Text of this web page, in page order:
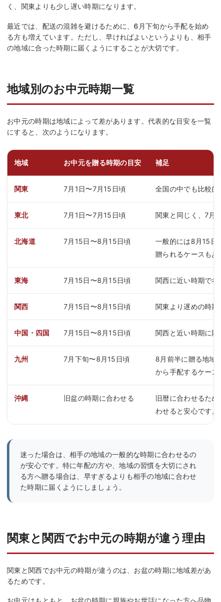
く、関東よりも少し遅い時期になります。
最近では、配送の混雑を避けるために、6月下旬から手配を始め
る方も増えています。ただし、早ければよいというよりも、相手
の地域に合った時期に届くようにすることが大切です。
地域別のお中元時期一覧
お中元の時期は地域によって差があります。代表的な目安を一覧
にすると、次のようになります。
地域 お中元を贈る時期の目安 補足
関東 7月1日〜7月15日頃 全国の中でも比較
東北 7月1日〜7月15日頃 関東と同じく、7月
北海道 7月15日〜8月15日頃
一般的には8月15日
贈られるケースもあ
東海 7月15日〜8月15日頃 関西に近い時期で
関西 7月15日〜8月15日頃 関東より遅めの時
中国・四国 7月15日〜8月15日頃 関西と近い時期に
九州 7月下旬〜8月15日頃
8月前半に贈る地域
から手配するケー
沖縄 旧盆の時期に合わせる
旧暦に合わせるた
わせると安心です。
迷った場合は、相手の地域の一般的な時期に合わせるの
が安心です。特に年配の方や、地域の習慣を大切にされ
る方へ贈る場合は、早すぎるよりも相手の地域に合わせ
た時期に届くようにしましょう。
関東と関西でお中元の時期が違う理由
関東と関西でお中元の時期が違うのは、お盆の時期に地域差があ
るためです。
お中元はもともと、お盆の時期に親族やお世話になった方へ品物